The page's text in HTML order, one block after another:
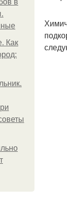
в
Как